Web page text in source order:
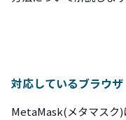
対応しているブラウザ
MetaMask(メタマスク)